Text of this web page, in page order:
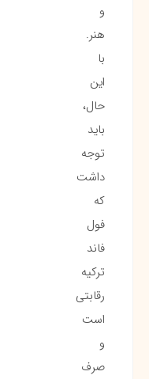
و
هنر.
با
این
حال،
باید
توجه
داشت
که
فول
فاند
ترکیه
رقابتی
است
و
صرف